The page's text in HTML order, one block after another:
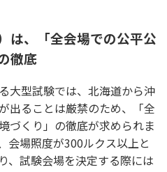
は、「全会場での公平公
徹底
大型試験では、北海道から沖
出ることは厳禁のため、「全
づくり」の徹底が求められま
会場照度が300ルクス以上と
、試験会場を決定する際には